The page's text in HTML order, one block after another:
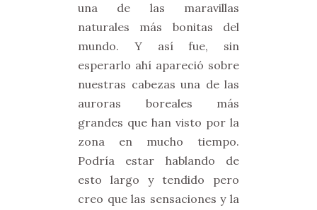
una de las maravillas
naturales más bonitas del
mundo. Y así fue, sin
esperarlo ahí apareció sobre
nuestras cabezas una de las
auroras boreales más
grandes que han visto por la
zona en mucho tiempo.
Podría estar hablando de
esto largo y tendido pero
creo que las sensaciones y la